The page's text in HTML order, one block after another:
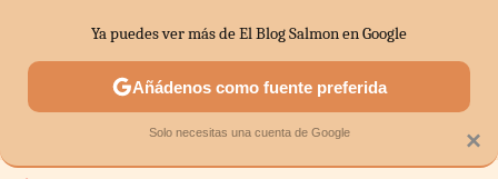
SECTORES ECONOMÍA DOMÉSTICA MERCADOS
×
Ya puedes ver más de El Blog Salmon en Google
Añádenos como fuente preferida
Solo necesitas una cuenta de Google